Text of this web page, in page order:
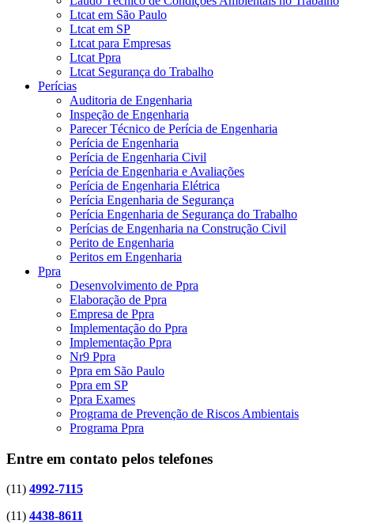
Ltcat em São Paulo
Ltcat em SP
Ltcat para Empresas
Ltcat Ppra
Ltcat Segurança do Trabalho
Perícias
Auditoria de Engenharia
Inspeção de Engenharia
Parecer Técnico de Perícia de Engenharia
Perícia de Engenharia
Perícia de Engenharia Civil
Perícia de Engenharia e Avaliações
Perícia de Engenharia Elétrica
Perícia Engenharia de Segurança
Perícia Engenharia de Segurança do Trabalho
Perícias de Engenharia na Construção Civil
Perito de Engenharia
Peritos em Engenharia
Ppra
Desenvolvimento de Ppra
Elaboração de Ppra
Empresa de Ppra
Implementação do Ppra
Implementação Ppra
Nr9 Ppra
Ppra em São Paulo
Ppra em SP
Ppra Exames
Programa de Prevenção de Riscos Ambientais
Programa Ppra
Entre em contato pelos telefones
(11) 4992-7115
(11) 4438-8611